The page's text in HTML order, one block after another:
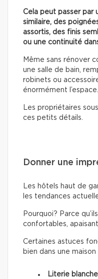
Cela peut passer par
similaire, des
assortis, des finis
ou une continuité
Même sans rénover
une salle de bain,
robinets ou
énormément l’espace.
Les propriétaires
ces petits détails.
Donner une
Les hôtels haut de
les tendances
Pourquoi? Parce
confortables,
Certaines astuces
bien dans une
Literie